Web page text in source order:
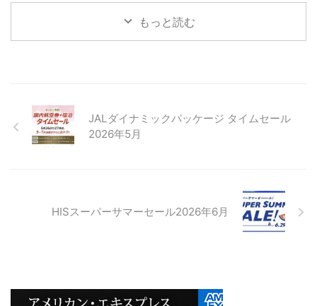
もっと読む
JALダイナミックパッケージ タイムセール
2026年5月
HISスーパーサマーセール2026年6月